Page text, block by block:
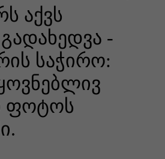
აქვს
-
საჭირო:
ფოტოს